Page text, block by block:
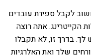
לקבל ספירת עובדים
הקייטרינג. אתה רוצה
בדרך זו, לא תקבלו
שלך ואת האלרגיות